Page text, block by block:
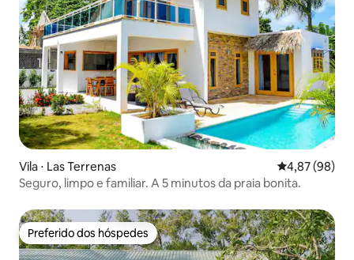
Vila ⋅ Las Terrenas 4,87 de uma
4,87 (98)
Seguro, limpo e familiar. A 5 minutos da praia bonita.
Preferido dos hóspedes
Preferido dos hóspedes